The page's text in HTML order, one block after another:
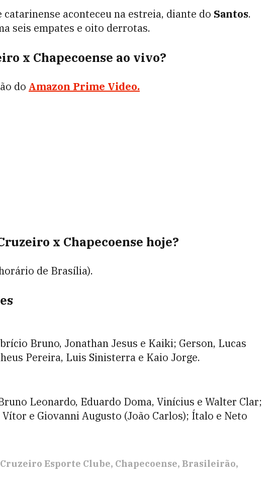
aconteceu na estreia, diante do Santos.
seis empates e oito derrotas.
x Chapecoense ao vivo?
do Amazon Prime Video.
x Chapecoense hoje?
de Brasília).
Bruno, Jonathan Jesus e Kaiki; Gerson, Lucas
Pereira, Luis Sinisterra e Kaio Jorge.
Leonardo, Eduardo Doma, Vinícius e Walter Clar;
e Giovanni Augusto (João Carlos); Ítalo e Neto
Cruzeiro Esporte Clube Chapecoense Brasileirão